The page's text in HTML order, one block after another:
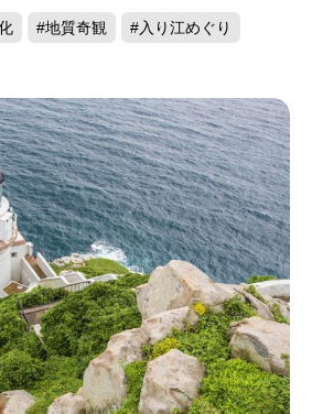
もなっています。また、サン
ントです。
#地質奇観 #入り江めぐり